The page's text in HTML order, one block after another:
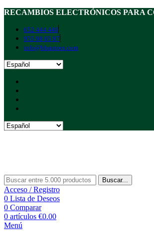
RECAMBIOS ELECTRÓNICOS PARA
652 444 440
955 98 65 97
info@hbautoes.com
Buscar...
Acceso / Registro
0 Lista de Deseos
0 Comparar
0 artículos €0.00
Menú